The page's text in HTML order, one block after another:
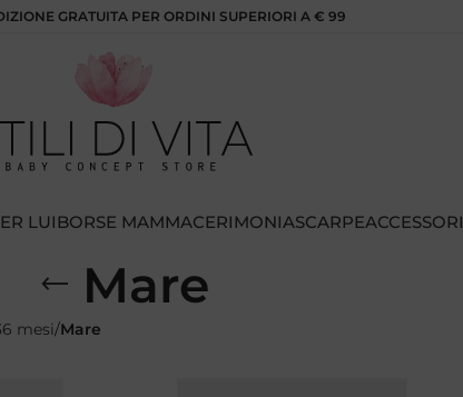
GRATUITA PER ORDINI SUPERIORI A € 99
LUIBORSE MAMMACERIMONIASCARPEACCESSORI
Mare
mesi Mare